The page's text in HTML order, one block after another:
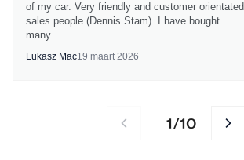
of my car. Very friendly and customer orientated
sales people (Dennis Stam). I have bought
many...
Lukasz Mac19 maart 2026
1/10